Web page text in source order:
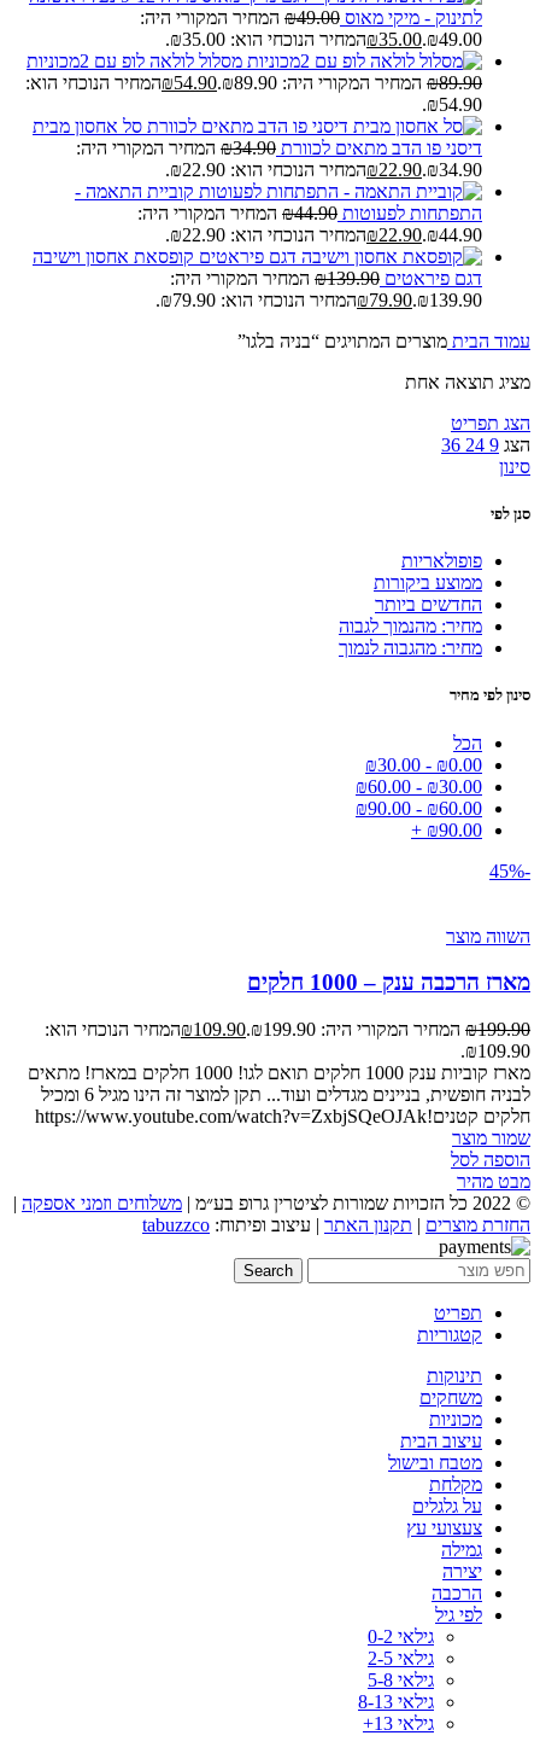
לתינוק - מיקי מאוס
₪49.00
המחיר המקורי היה:
₪49.00.
₪35.00
המחיר הנוכחי הוא: ₪35.00.
מסלול לולאה לופ עם 2מכוניות
₪89.90 המחיר המקורי היה: ₪89.90. ₪54.90
המחיר הנוכחי הוא:
₪54.90.
סל אחסון מבית
דיסני פו הדב מתאים לכוורת
₪34.90
המחיר המקורי היה:
₪34.90.
₪22.90
המחיר הנוכחי הוא: ₪22.90.
קוביית התאמה -
התפתחות לפעוטות
₪44.90
המחיר המקורי היה:
₪44.90.
₪22.90
המחיר הנוכחי הוא: ₪22.90.
קופסאת אחסון וישיבה
דגם פיראטים
₪139.90
המחיר המקורי היה:
₪139.90.
₪79.90
המחיר הנוכחי הוא: ₪79.90.
עמוד הבית מוצרים המתויגים “בניה בלגו”
מציג תוצאה אחת
הצג תפריט
הצג 9
24
36
סינון
סנן לפי
פופולאריות
ממוצע ביקורות
החדשים ביותר
מחיר: מהנמוך לגבוה
מחיר: מהגבוה לנמוך
סינון לפי מחיר
הכל
₪0.00
-
₪30.00
₪30.00
-
₪60.00
₪60.00
-
₪90.00
₪90.00
+
-45%
השווה מוצר
מארז הרכבה ענק – 1000 חלקים
₪199.90 המחיר המקורי היה: ₪199.90. ₪109.90
המחיר הנוכחי הוא:
₪109.90.
מארז קוביות ענק 1000 חלקים תואם לגו! 1000 חלקים במארז! מתאים
לבניה חופשית, בניינים מגדלים ועוד... תקן למוצר זה הינו מגיל 6 ומכיל
חלקים קטנים!https://www.youtube.com/watch?v=ZxbjSQeOJAk
שמור מוצר
הוספה לסל
מבט מהיר
© 2022 כל הזכויות שמורות לציטרין גרופ בע״מ |
משלוחים וזמני אספקה |
החזרת מוצרים | תקנון האתר | עיצוב ופיתוח: tabuzzco
Search
תפריט
קטגוריות
תינוקות
משחקים
מכוניות
עיצוב הבית
מטבח ובישול
מקלחת
על גלגלים
צעצועי עץ
גמילה
יצירה
הרכבה
לפי גיל
גילאי 0-2
גילאי 2-5
גילאי 5-8
גילאי 8-13
גילאי 13+